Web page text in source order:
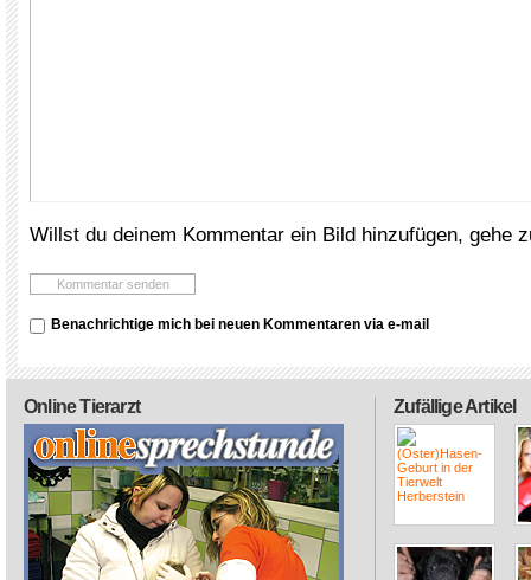
Willst du deinem Kommentar ein Bild hinzufügen, gehe
Benachrichtige mich bei neuen Kommentaren via e-mail
Zufällige Artikel
Online Tierarzt